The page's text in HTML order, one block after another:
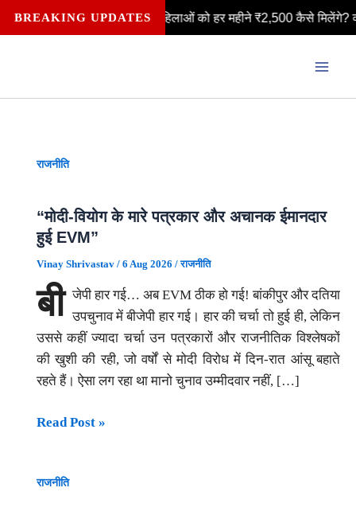
Skip
to
BREAKING UPDATES
► दिल्ली लक्ष्मी योजना: महिलाओं को हर महीने ₹2,500 कैसे मिलेंगे? क्या
राजनीति
“मोदी-वियोग के मारे पत्रकार और अचानक ईमानदार
हुई EVM”
Vinay Shrivastav / 6 Aug 2026 /राजनीति
बी जेपी हार गई… अब EVM ठीक हो गई! बांकीपुर और दतिया
उपचुनाव में बीजेपी हार गई। हार की चर्चा तो हुई ही, लेकिन
उससे कहीं ज्यादा चर्चा उन पत्रकारों और राजनीतिक विश्लेषकों
की खुशी की रही, जो वर्षों से मोदी विरोध में दिन-रात आंसू बहाते
रहते हैं। ऐसा लग रहा था मानो चुनाव उम्मीदवार नहीं, […]
“मोदी-
मारे
Read Post »
राजनीति